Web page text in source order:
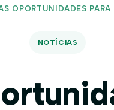
OPORTUNIDADES PARA
NOTÍCIAS